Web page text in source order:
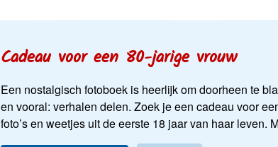
Cadeau voor een 80-jarige vrouw
Een nostalgisch fotoboek is heerlijk om doorheen te
en vooral: verhalen delen. Zoek je een cadeau voor
foto’s en weetjes uit de eerste 18 jaar van haar leven.